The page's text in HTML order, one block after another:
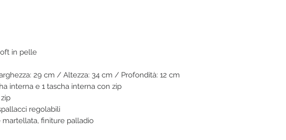
in pelle
29 cm / Altezza: 34 cm / Profondità: 12 cm
interna e 1 tascha interna con zip
regolabili
martellata, finiture palladio